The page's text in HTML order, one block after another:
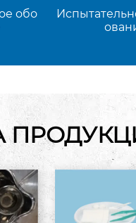
обо